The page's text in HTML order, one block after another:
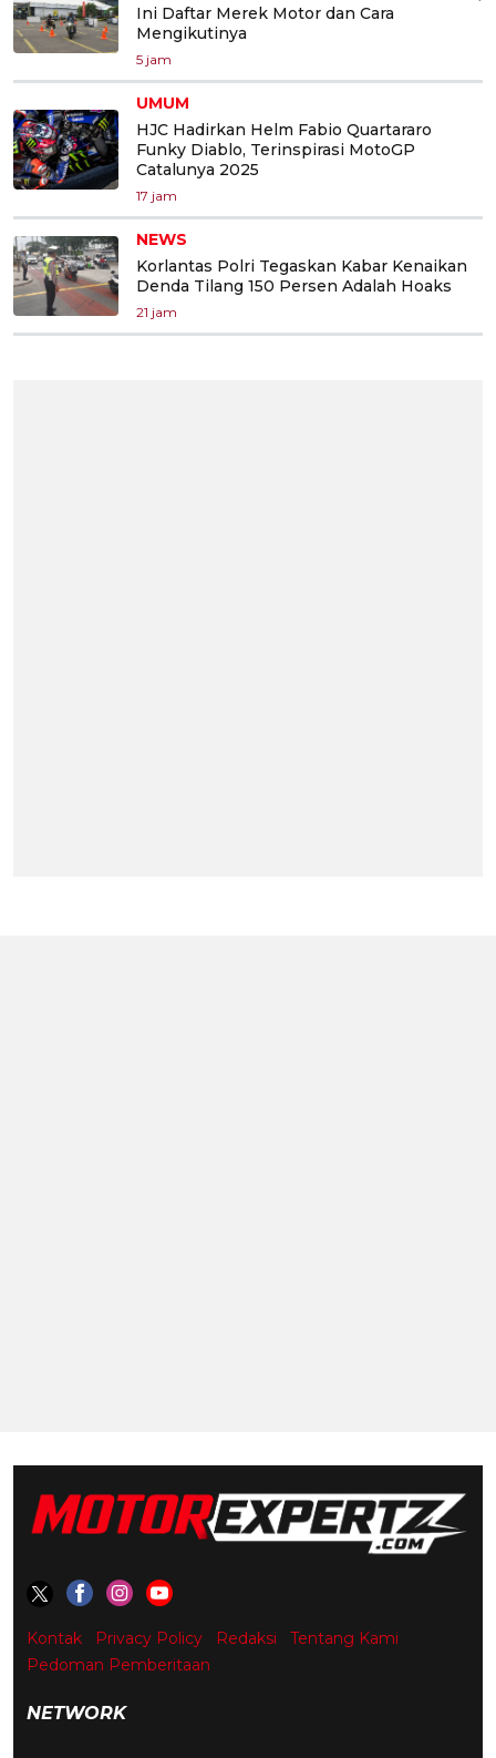
Ini Daftar Merek Motor dan Cara
Mengikutinya
5 jam
UMUM
HJC Hadirkan Helm Fabio Quartararo
Funky Diablo, Terinspirasi MotoGP
Catalunya 2025
17 jam
NEWS
Korlantas Polri Tegaskan Kabar Kenaikan
Denda Tilang 150 Persen Adalah Hoaks
21 jam
Kontak Privacy Policy Redaksi
Tentang Kami
Pedoman Pemberitaan
NETWORK